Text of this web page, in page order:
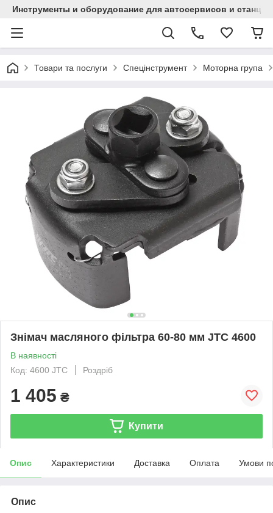
Инструменты и оборудование для автосервисов и
Товари та послуги Спецінструмент Моторна група
Знімач масляного фільтра 60-80 мм JTC 4600
В наявності
Код: 4600 JTC
Роздріб
1 405 ₴
Купити
Опис Характеристики Доставка Оплата Умови
Опис